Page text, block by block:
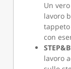
Un
lavoro
con
lavoro